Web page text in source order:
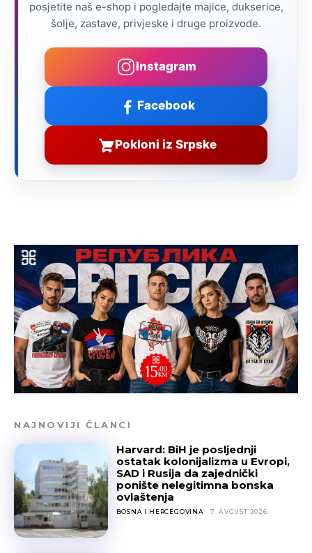
posjetite naš e-shop i pogledajte majice, dukserice,
šolje, zastave, privjeske i druge proizvode.
Instagram
Facebook
Pokloni iz Srpske
NAJNOVIJI ČLANCI
Harvard: BiH je posljednji
ostatak kolonijalizma u Evropi,
SAD i Rusija da zajednički
ponište nelegitimna bonska
ovlaštenja
BOSNA I HERCEGOVINA 7. AVGUST 2026.